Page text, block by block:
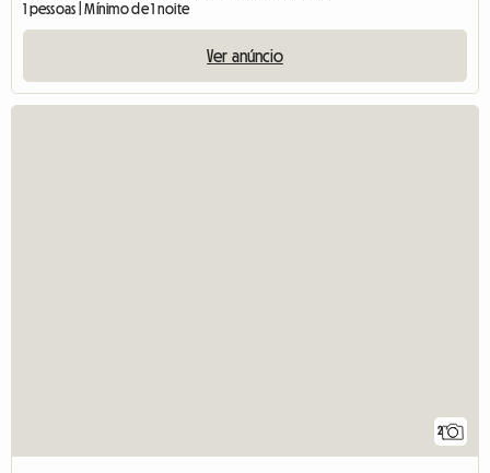
1 pessoas | Mínimo de 1 noite
Ver anúncio
2